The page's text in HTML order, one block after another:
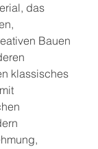
das
Bauen
klassisches